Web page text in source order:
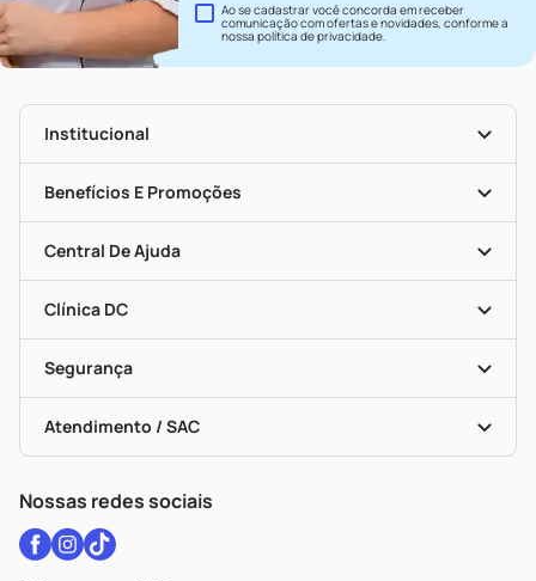
Ao se cadastrar você concorda em receber
comunicação com ofertas e novidades, conforme a
nossapolítica de privacidade.
Institucional
Nossas Lojas
Seja Uma Loja Parceira
Mapa De Categorias
Benefícios E Promoções
Convênios
Programa Popular Do Brasil
Encarte De Ofertas
Dermaclub
Cupons E Ofertas
Black Friday
Central De Ajuda
Recompra Programada
Alomed
Formas De Pagamento
Troca E Devolução
Bulas De A A Z
Políticas De Marketplace
Clínica DC
Serviços Farmacêuticos
Testes Rápidos
Autoteste Covid-19
Vacinas
Segurança
Portal Da Privacidade
Atendimento / SAC
Nossas redes sociais